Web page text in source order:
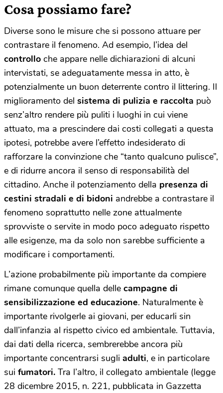
Cosa possiamo fare?
Diverse sono le misure che si possono attuare per
contrastare il fenomeno. Ad esempio, l’idea del
controllo che appare nelle dichiarazioni di alcuni
intervistati, se adeguatamente messa in atto, è
potenzialmente un buon deterrente contro il littering. Il
miglioramento del sistema di pulizia e raccolta può
senz’altro rendere più puliti i luoghi in cui viene
attuato, ma a prescindere dai costi collegati a questa
ipotesi, potrebbe avere l’effetto indesiderato di
rafforzare la convinzione che “tanto qualcuno pulisce”,
e di ridurre ancora il senso di responsabilità del
cittadino. Anche il potenziamento della presenza di
cestini stradali e di bidoni andrebbe a contrastare il
fenomeno soprattutto nelle zone attualmente
sprovviste o servite in modo poco adeguato rispetto
alle esigenze, ma da solo non sarebbe sufficiente a
modificare i comportamenti.
L’azione probabilmente più importante da compiere
rimane comunque quella delle campagne di
sensibilizzazione ed educazione. Naturalmente è
importante rivolgerle ai giovani, per educarli sin
dall’infanzia al rispetto civico ed ambientale. Tuttavia,
dai dati della ricerca, sembrerebbe ancora più
importante concentrarsi sugli adulti, e in particolare
sui fumatori. Tra l’altro, il collegato ambientale (legge
28 dicembre 2015, n. 221, pubblicata in Gazzetta